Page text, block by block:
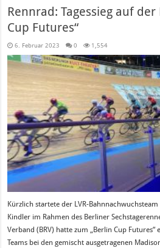
Rennrad: Tagessieg auf
Cup Futures“
6. Februar 2023 0 1,554
Kürzlich startete der LVR-
Kindler im Rahmen des Berliner
Verband (BRV) hatte zum „Berlin Cup Futures“
Teams bei den gemischt ausgetragenen